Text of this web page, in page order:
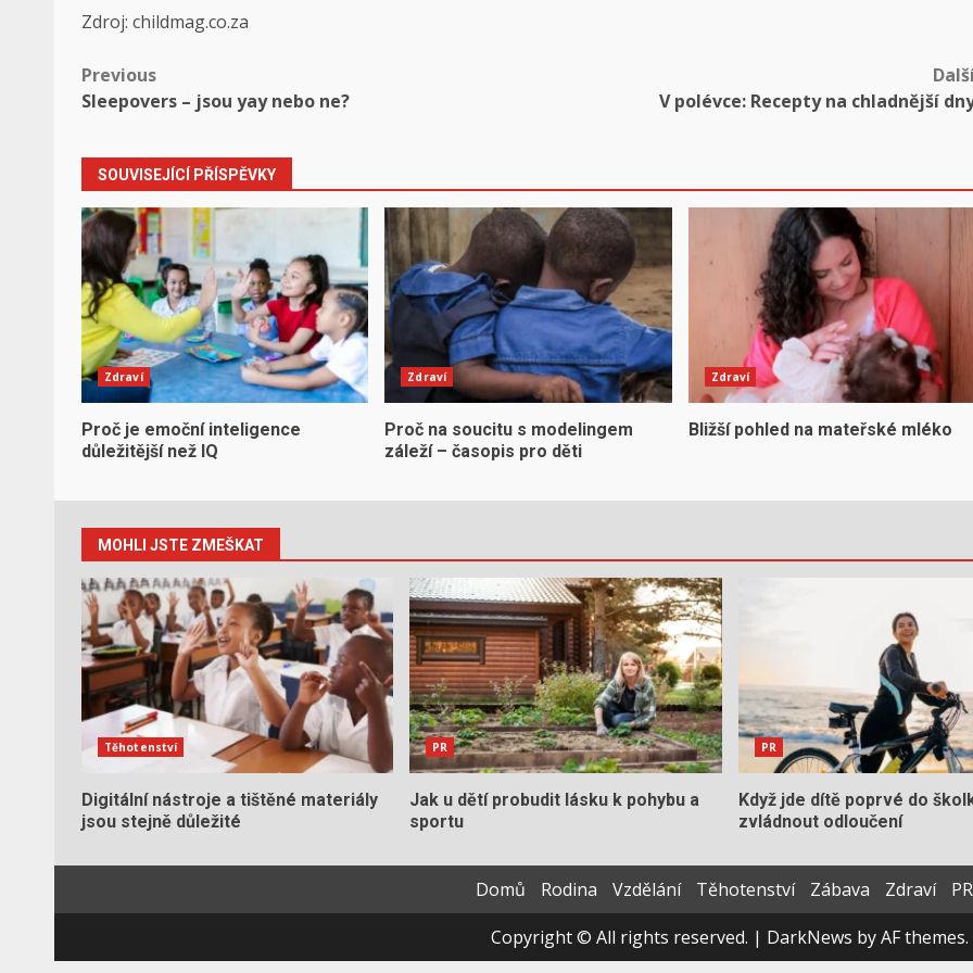
Zdroj: childmag.co.za
Post
navigation
Previous
Sleepovers – jsou yay nebo ne?
V polévce: Recepty na chladnější
SOUVISEJÍCÍ PŘÍSPĚVKY
Zdraví
Proč je emoční inteligence
důležitější než IQ
Zdraví
Proč na soucitu s modelingem
záleží – časopis pro děti
Zdraví
Bližší pohled na mateřské mléko
MOHLI JSTE ZMEŠKAT
Těhotenství
Digitální nástroje a tištěné materiály
jsou stejně důležité
PR
Jak u dětí probudit lásku k pohybu a
sportu
PR
Když jde dítě poprvé do
zvládnout odloučení
Domů Rodina Vzdělání Těhotenství Zábava Zdraví
PR
Copyright © All rights reserved. | DarkNews by AF themes.